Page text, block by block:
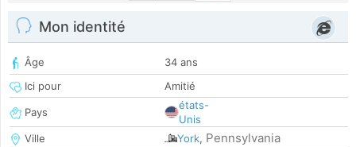
Mon identité
Âge
34 ans
Ici pour
Amitié
Pays
états-
Unis
Ville
York, Pennsylvania